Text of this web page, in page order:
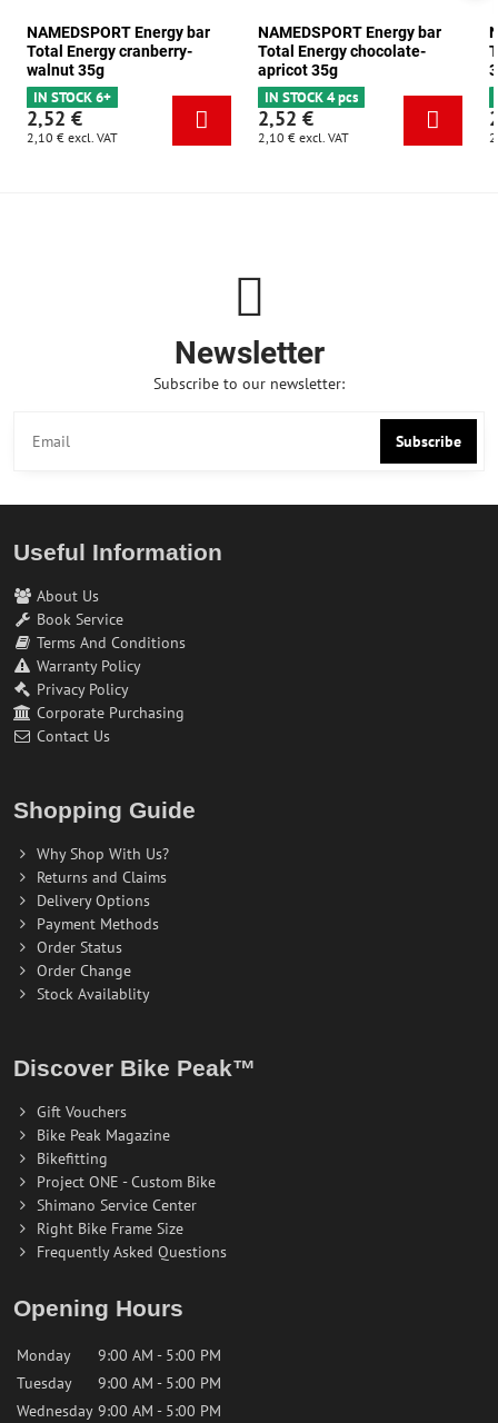
NAMEDSPORT Energy bar
Total Energy cranberry-
walnut 35g
IN STOCK 6+
2,52 €
2,10 € excl. VAT
NAMEDSPORT Energy bar
Total Energy chocolate-
apricot 35g
IN STOCK 4 pcs
2,52 €
2,10 € excl. VAT
Newsletter
Subscribe to our newsletter:
Subscribe
Useful Information
About Us
Book Service
Terms And Conditions
Warranty Policy
Privacy Policy
Corporate Purchasing
Contact Us
Shopping Guide
Why Shop With Us?
Returns and Claims
Delivery Options
Payment Methods
Order Status
Order Change
Stock Availablity
Discover Bike Peak™
Gift Vouchers
Bike Peak Magazine
Bikefitting
Project ONE - Custom Bike
Shimano Service Center
Right Bike Frame Size
Frequently Asked Questions
Opening Hours
Monday
9:00 AM - 5:00 PM
Tuesday
9:00 AM - 5:00 PM
Wednesday 9:00 AM - 5:00 PM